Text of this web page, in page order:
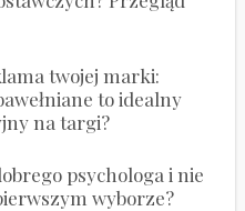
twojej marki:
to idealny
na targi?
psychologa i nie
wyborze?